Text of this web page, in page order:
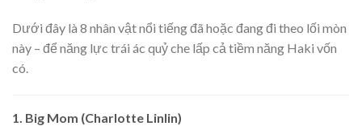
Dưới đây là 8 nhân vật nổi tiếng đã hoặc đang đi theo lối mòn
này – để năng lực trái ác quỷ che lấp cả tiềm năng Haki vốn
có.
1. Big Mom (Charlotte Linlin)